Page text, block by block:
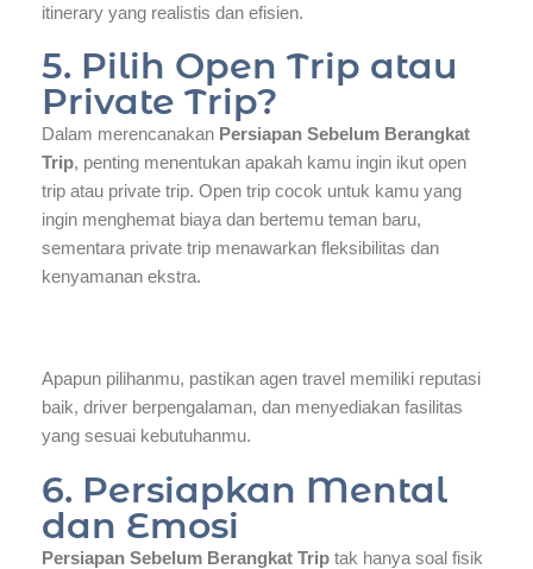
itinerary yang realistis dan efisien.
5. Pilih Open Trip atau
Private Trip?
Dalam merencanakan Persiapan Sebelum Berangkat
Trip, penting menentukan apakah kamu ingin ikut open
trip atau private trip. Open trip cocok untuk kamu yang
ingin menghemat biaya dan bertemu teman baru,
sementara private trip menawarkan fleksibilitas dan
kenyamanan ekstra.
Apapun pilihanmu, pastikan agen travel memiliki reputasi
baik, driver berpengalaman, dan menyediakan fasilitas
yang sesuai kebutuhanmu.
6. Persiapkan Mental
dan Emosi
Persiapan Sebelum Berangkat Trip tak hanya soal fisik